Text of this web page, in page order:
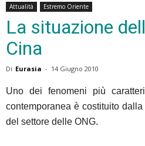
Attualità Estremo Oriente
La situazione
Cina
Di Eurasia - 14 Giugno 2010
Uno dei fenomeni più
contemporanea è costituito
del settore delle ONG.